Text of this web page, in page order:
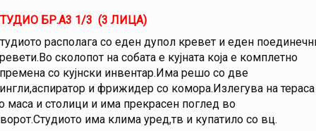
БР.A3 1/3 (3 ЛИЦА)
располага со еден дупол кревет и еден
сколопот на собата е кујната која е комплетно
со кујнски инвентар.Има решо со две
и фрижидер со комора.Излегува на тераса
маса и столици и има прекрасен поглед во
има клима уред,тв и купатило со вц.